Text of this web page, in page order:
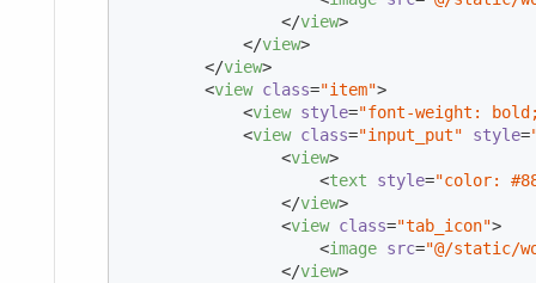
</view>
</view>
</view>
<view class="item">
<view style="font-weight:
<view class="input_put" style=
<view>
<text style="color:
</view>
<view class="tab_icon">
<image src="@/static/
</view>